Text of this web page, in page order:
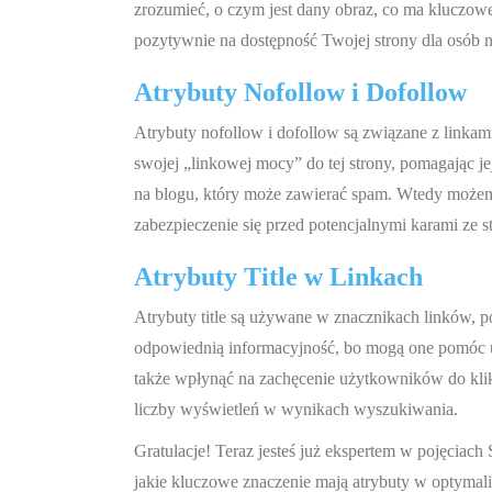
zrozumieć, o czym jest dany obraz, co ma
pozytywnie na dostępność Twojej strony dla
Atrybuty Nofollow i Dofollow
Atrybuty nofollow i dofollow są związane z
swojej „linkowej mocy” do tej strony, pomagając
na blogu, który może zawierać spam. Wtedy
zabezpieczenie się przed potencjalnymi karami ze
Atrybuty Title w Linkach
Atrybuty title są używane w znacznikach linków,
odpowiednią informacyjność, bo mogą one
także wpłynąć na zachęcenie użytkowników do
liczby wyświetleń w wynikach wyszukiwania.
Gratulacje! Teraz jesteś już ekspertem w
jakie kluczowe znaczenie mają atrybuty w